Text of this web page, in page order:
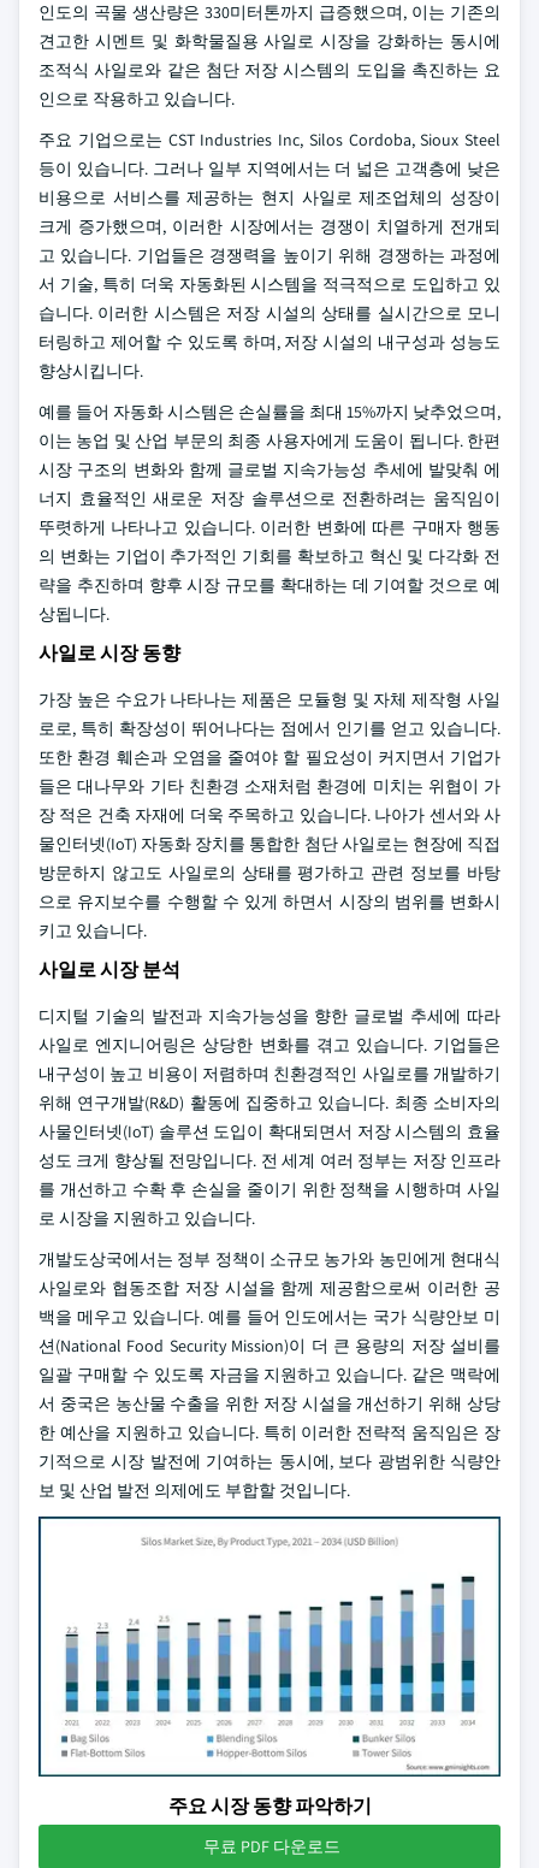
인도의 곡물 생산량은 330미터톤까지 급증했으며, 이는 기존의
견고한 시멘트 및 화학물질용 사일로 시장을 강화하는 동시에
조적식 사일로와 같은 첨단 저장 시스템의 도입을 촉진하는 요
인으로 작용하고 있습니다.
주요 기업으로는 CST Industries Inc, Silos Cordoba, Sioux Steel
등이 있습니다. 그러나 일부 지역에서는 더 넓은 고객층에 낮은
비용으로 서비스를 제공하는 현지 사일로 제조업체의 성장이
크게 증가했으며, 이러한 시장에서는 경쟁이 치열하게 전개되
고 있습니다. 기업들은 경쟁력을 높이기 위해 경쟁하는 과정에
서 기술, 특히 더욱 자동화된 시스템을 적극적으로 도입하고 있
습니다. 이러한 시스템은 저장 시설의 상태를 실시간으로 모니
터링하고 제어할 수 있도록 하며, 저장 시설의 내구성과 성능도
향상시킵니다.
예를 들어 자동화 시스템은 손실률을 최대 15%까지 낮추었으며,
이는 농업 및 산업 부문의 최종 사용자에게 도움이 됩니다. 한편
시장 구조의 변화와 함께 글로벌 지속가능성 추세에 발맞춰 에
너지 효율적인 새로운 저장 솔루션으로 전환하려는 움직임이
뚜렷하게 나타나고 있습니다. 이러한 변화에 따른 구매자 행동
의 변화는 기업이 추가적인 기회를 확보하고 혁신 및 다각화 전
략을 추진하며 향후 시장 규모를 확대하는 데 기여할 것으로 예
상됩니다.
사일로 시장 동향
가장 높은 수요가 나타나는 제품은 모듈형 및 자체 제작형 사일
로로, 특히 확장성이 뛰어나다는 점에서 인기를 얻고 있습니다.
또한 환경 훼손과 오염을 줄여야 할 필요성이 커지면서 기업가
들은 대나무와 기타 친환경 소재처럼 환경에 미치는 위협이 가
장 적은 건축 자재에 더욱 주목하고 있습니다. 나아가 센서와 사
물인터넷(IoT) 자동화 장치를 통합한 첨단 사일로는 현장에 직접
방문하지 않고도 사일로의 상태를 평가하고 관련 정보를 바탕
으로 유지보수를 수행할 수 있게 하면서 시장의 범위를 변화시
키고 있습니다.
사일로 시장 분석
디지털 기술의 발전과 지속가능성을 향한 글로벌 추세에 따라
사일로 엔지니어링은 상당한 변화를 겪고 있습니다. 기업들은
내구성이 높고 비용이 저렴하며 친환경적인 사일로를 개발하기
위해 연구개발(R&D) 활동에 집중하고 있습니다. 최종 소비자의
사물인터넷(IoT) 솔루션 도입이 확대되면서 저장 시스템의 효율
성도 크게 향상될 전망입니다. 전 세계 여러 정부는 저장 인프라
를 개선하고 수확 후 손실을 줄이기 위한 정책을 시행하며 사일
로 시장을 지원하고 있습니다.
개발도상국에서는 정부 정책이 소규모 농가와 농민에게 현대식
사일로와 협동조합 저장 시설을 함께 제공함으로써 이러한 공
백을 메우고 있습니다. 예를 들어 인도에서는 국가 식량안보 미
션(National Food Security Mission)이 더 큰 용량의 저장 설비를
일괄 구매할 수 있도록 자금을 지원하고 있습니다. 같은 맥락에
서 중국은 농산물 수출을 위한 저장 시설을 개선하기 위해 상당
한 예산을 지원하고 있습니다. 특히 이러한 전략적 움직임은 장
기적으로 시장 발전에 기여하는 동시에, 보다 광범위한 식량안
보 및 산업 발전 의제에도 부합할 것입니다.
주요 시장 동향 파악하기
무료 PDF 다운로드